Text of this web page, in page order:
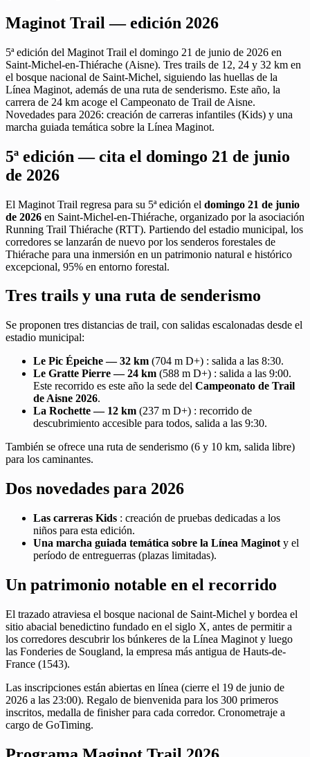
Maginot Trail — edición 2026
5ª edición del Maginot Trail el domingo 21 de junio de 2026 en
Saint-Michel-en-Thiérache (Aisne). Tres trails de 12, 24 y 32 km en
el bosque nacional de Saint-Michel, siguiendo las huellas de la
Línea Maginot, además de una ruta de senderismo. Este año, la
carrera de 24 km acoge el Campeonato de Trail de Aisne.
Novedades para 2026: creación de carreras infantiles (Kids) y una
marcha guiada temática sobre la Línea Maginot.
5ª edición — cita el domingo 21 de junio
de 2026
El Maginot Trail regresa para su 5ª edición el domingo 21 de junio
de 2026 en Saint-Michel-en-Thiérache, organizado por la asociación
Running Trail Thiérache (RTT). Partiendo del estadio municipal, los
corredores se lanzarán de nuevo por los senderos forestales de
Thiérache para una inmersión en un patrimonio natural e histórico
excepcional, 95% en entorno forestal.
Tres trails y una ruta de senderismo
Se proponen tres distancias de trail, con salidas escalonadas desde el
estadio municipal:
Le Pic Épeiche — 32 km (704 m D+) : salida a las 8:30.
Le Gratte Pierre — 24 km (588 m D+) : salida a las 9:00.
Este recorrido es este año la sede del Campeonato de Trail
de Aisne 2026.
La Rochette — 12 km (237 m D+) : recorrido de
descubrimiento accesible para todos, salida a las 9:30.
También se ofrece una ruta de senderismo (6 y 10 km, salida libre)
para los caminantes.
Dos novedades para 2026
Las carreras Kids : creación de pruebas dedicadas a los
niños para esta edición.
Una marcha guiada temática sobre la Línea Maginot y el
período de entreguerras (plazas limitadas).
Un patrimonio notable en el recorrido
El trazado atraviesa el bosque nacional de Saint-Michel y bordea el
sitio abacial benedictino fundado en el siglo X, antes de permitir a
los corredores descubrir los búnkeres de la Línea Maginot y luego
las Fonderies de Sougland, la empresa más antigua de Hauts-de-
France (1543).
Las inscripciones están abiertas en línea (cierre el 19 de junio de
2026 a las 23:00). Regalo de bienvenida para los 300 primeros
inscritos, medalla de finisher para cada corredor. Cronometraje a
cargo de GoTiming.